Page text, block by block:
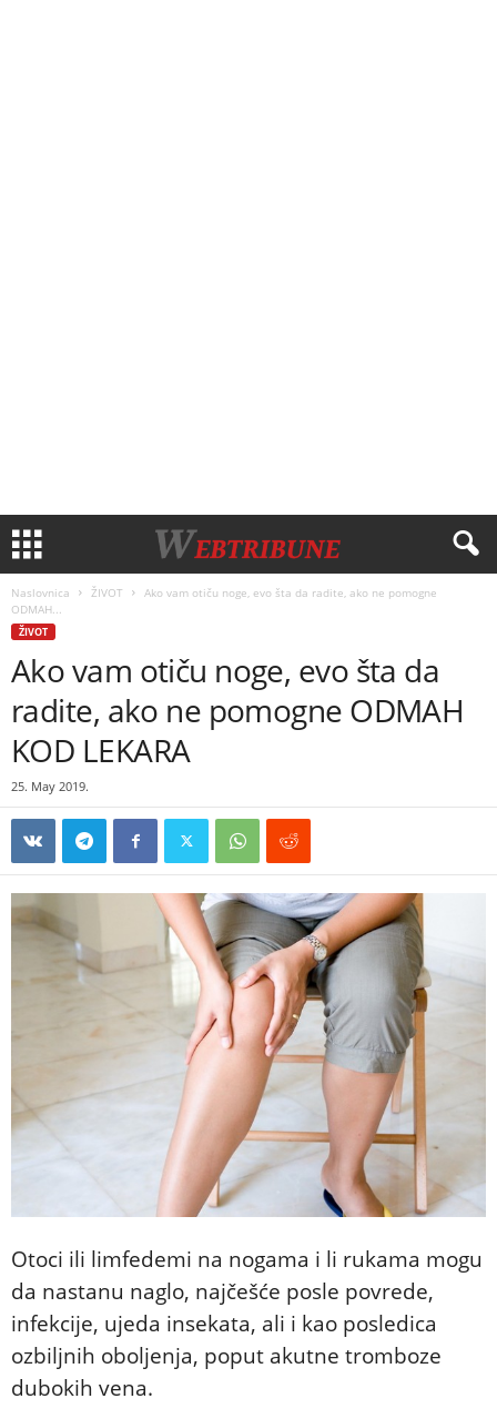
Naslovnica ŽIVOT
Ako vam otiču noge, evo šta da radite, ako ne pomogne
ODMAH...
ŽIVOT
Ako vam otiču noge, evo šta da
radite, ako ne pomogne ODMAH
KOD LEKARA
25. May 2019.
Otoci ili limfedemi na nogama i li rukama mogu
da nastanu naglo, najčešće posle povrede,
infekcije, ujeda insekata, ali i kao posledica
ozbiljnih oboljenja, poput akutne tromboze
dubokih vena.